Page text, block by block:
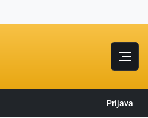
Prijava